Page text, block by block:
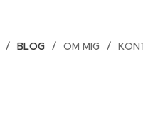
BLOG OM MIG